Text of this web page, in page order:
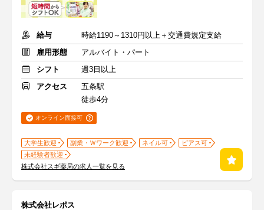
給与
時給1190～1310円以上＋交通費規定支給
雇用形態
アルバイト・パート
シフト
週3日以上
アクセス
五条駅
徒歩4分
オンライン面接可
大学生歓迎 副業・Ｗワーク歓迎 ネイル可
ピアス可
未経験者歓迎
株式会社スギ薬局の求人一覧を見る
株式会社レポス